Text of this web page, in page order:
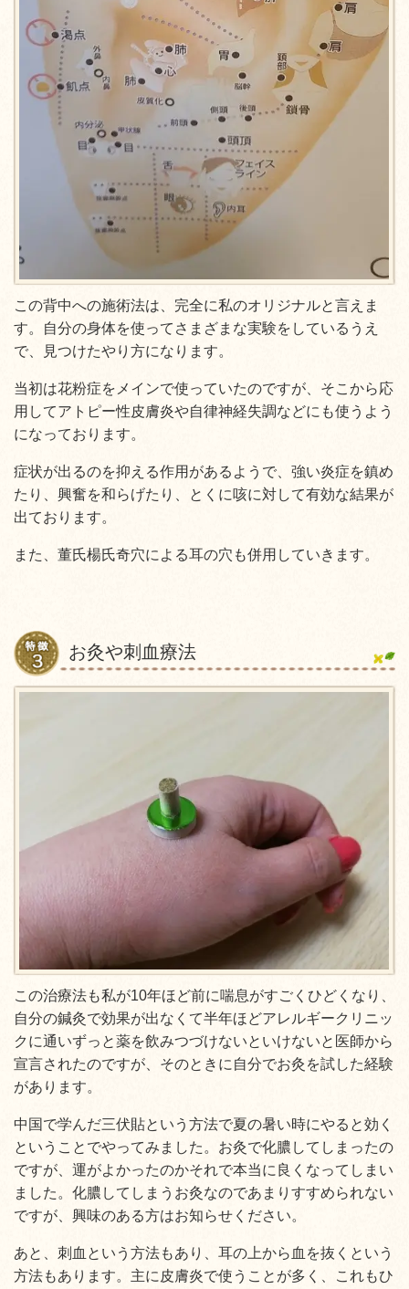
この背中への施術法は、完全に私のオリジナルと言えま
す。自分の身体を使ってさまざまな実験をしているうえ
で、見つけたやり方になります。
当初は花粉症をメインで使っていたのですが、そこから応
用してアトピー性皮膚炎や自律神経失調などにも使うよう
になっております。
症状が出るのを抑える作用があるようで、強い炎症を鎮め
たり、興奮を和らげたり、とくに咳に対して有効な結果が
出ております。
また、董氏楊氏奇穴による耳の穴も併用していきます。
お灸や刺血療法
この治療法も私が10年ほど前に喘息がすごくひどくなり、
自分の鍼灸で効果が出なくて半年ほどアレルギークリニッ
クに通いずっと薬を飲みつづけないといけないと医師から
宣言されたのですが、そのときに自分でお灸を試した経験
があります。
中国で学んだ三伏貼という方法で夏の暑い時にやると効く
ということでやってみました。お灸で化膿してしまったの
ですが、運がよかったのかそれで本当に良くなってしまい
ました。化膿してしまうお灸なのであまりすすめられない
ですが、興味のある方はお知らせください。
あと、刺血という方法もあり、耳の上から血を抜くという
方法もあります。主に皮膚炎で使うことが多く、これもひ